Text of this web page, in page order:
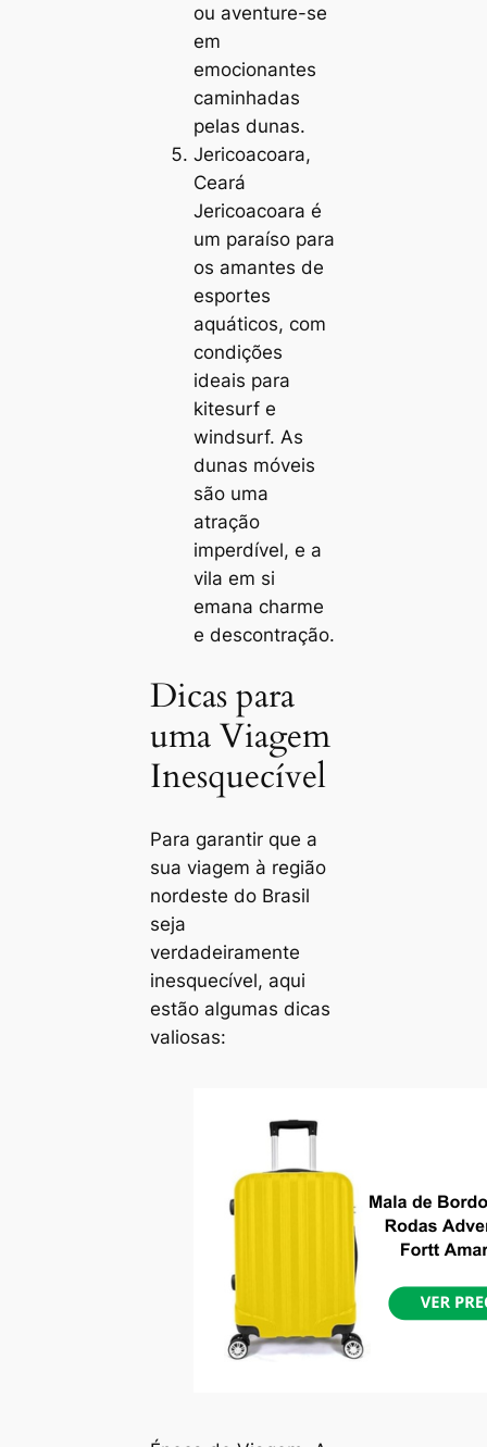
ou aventure-se
em
emocionantes
caminhadas
pelas dunas.
Jericoacoara,
Ceará
Jericoacoara é
um paraíso para
os amantes de
esportes
aquáticos, com
condições
ideais para
kitesurf e
windsurf. As
dunas móveis
são uma
atração
imperdível, e a
vila em si
emana charme
e descontração.
Dicas para
uma Viagem
Inesquecível
Para garantir que a
sua viagem à região
nordeste do Brasil
seja
verdadeiramente
inesquecível, aqui
estão algumas dicas
valiosas: